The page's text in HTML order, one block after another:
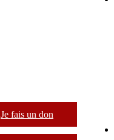
Je fais un don